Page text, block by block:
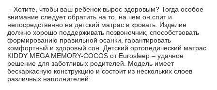
- Хотите, чтобы ваш ребенок вырос здоровым? Тогда особое
внимание следует обратить на то, на чем он спит и
непосредственно на детский матрас в кровать. Изделие
должно хорошо поддерживать позвоночник, способствовать
формированию правильной осанки, гарантировать
комфортный и здоровый сон. Детский ортопедический матрас
KIDDY MEGA MEMORY-COCOS от Eurosleep – удачное
решение для заботливых родителей. Модель имеет
бескаркасную конструкцию и состоит из нескольких слоев
различных наполнителей: